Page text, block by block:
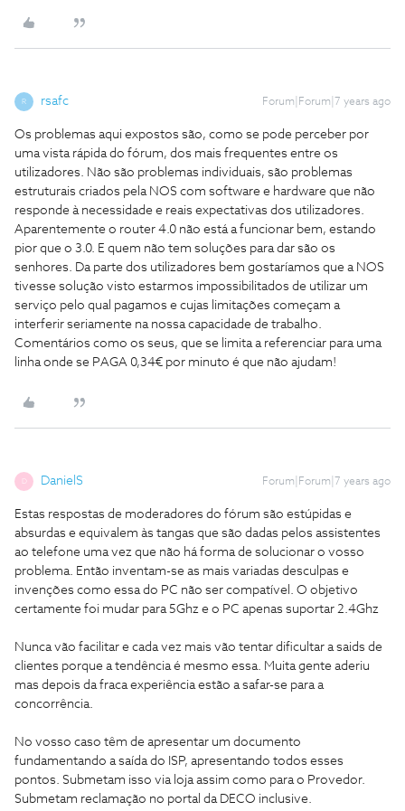
R rsafc Forum|Forum|7 years ago
Os problemas aqui expostos são, como se pode perceber por
uma vista rápida do fórum, dos mais frequentes entre os
utilizadores. Não são problemas individuais, são problemas
estruturais criados pela NOS com software e hardware que não
responde à necessidade e reais expectativas dos utilizadores.
Aparentemente o router 4.0 não está a funcionar bem, estando
pior que o 3.0. E quem não tem soluções para dar são os
senhores. Da parte dos utilizadores bem gostaríamos que a NOS
tivesse solução visto estarmos impossibilitados de utilizar um
serviço pelo qual pagamos e cujas limitações começam a
interferir seriamente na nossa capacidade de trabalho.
Comentários como os seus, que se limita a referenciar para uma
linha onde se PAGA 0,34€ por minuto é que não ajudam!
D DanielS Forum|Forum|7 years ago
Estas respostas de moderadores do fórum são estúpidas e
absurdas e equivalem às tangas que são dadas pelos assistentes
ao telefone uma vez que não há forma de solucionar o vosso
problema. Então inventam-se as mais variadas desculpas e
invenções como essa do PC não ser compatível. O objetivo
certamente foi mudar para 5Ghz e o PC apenas suportar 2.4Ghz
Nunca vão facilitar e cada vez mais vão tentar dificultar a saids de
clientes porque a tendência é mesmo essa. Muita gente aderiu
mas depois da fraca experiência estão a safar-se para a
concorrência.
No vosso caso têm de apresentar um documento
fundamentando a saída do ISP, apresentando todos esses
pontos. Submetam isso via loja assim como para o Provedor.
Submetam reclamação no portal da DECO inclusive.